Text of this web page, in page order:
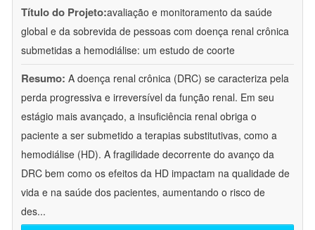
Título do Projeto:avaliação e monitoramento da saúde
global e da sobrevida de pessoas com doença renal crônica
submetidas a hemodiálise: um estudo de coorte
Resumo: A doença renal crônica (DRC) se caracteriza pela
perda progressiva e irreversível da função renal. Em seu
estágio mais avançado, a insuficiência renal obriga o
paciente a ser submetido a terapias substitutivas, como a
hemodiálise (HD). A fragilidade decorrente do avanço da
DRC bem como os efeitos da HD impactam na qualidade de
vida e na saúde dos pacientes, aumentando o risco de
des...